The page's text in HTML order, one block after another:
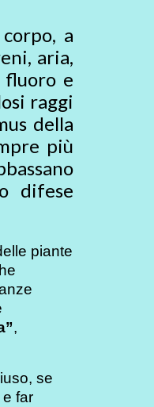
a
aria,
fluoro e
raggi
della
più
difese
piante
,
se
far